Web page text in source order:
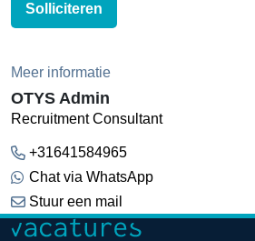
Solliciteren
Meer informatie
OTYS Admin
Recruitment Consultant
+31641584965
Chat via WhatsApp
Stuur een mail